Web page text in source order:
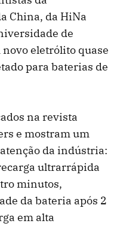
China, da HiNa
de
eletrólito quase
para baterias de
na revista
e mostram um
da indústria:
ultrarrápida
minutos,
da bateria após 2
em alta